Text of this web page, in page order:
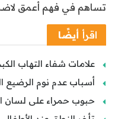
تساهم في فهم أعمق
اقرأ أيضًا
علامات شفاء التهاب
أسباب عدم نوم الرضيع
حبوب حمراء على لسان